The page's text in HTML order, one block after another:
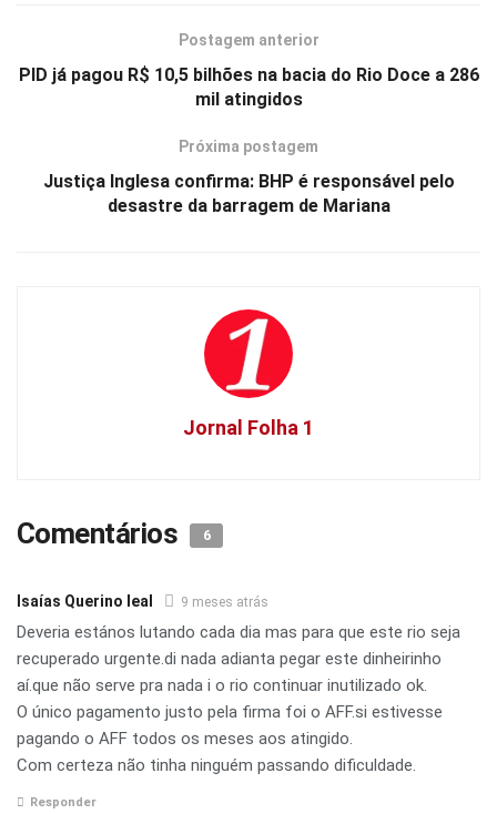
Postagem anterior
PID já pagou R$ 10,5 bilhões na bacia do Rio Doce a 286
mil atingidos
Próxima postagem
Justiça Inglesa confirma: BHP é responsável pelo
desastre da barragem de Mariana
Jornal Folha 1
Comentários 6
Isaías Querino leal 9 meses atrás
Deveria estános lutando cada dia mas para que este rio seja
recuperado urgente.di nada adianta pegar este dinheirinho
aí.que não serve pra nada i o rio continuar inutilizado ok.
O único pagamento justo pela firma foi o AFF.si estivesse
pagando o AFF todos os meses aos atingido.
Com certeza não tinha ninguém passando dificuldade.
Responder